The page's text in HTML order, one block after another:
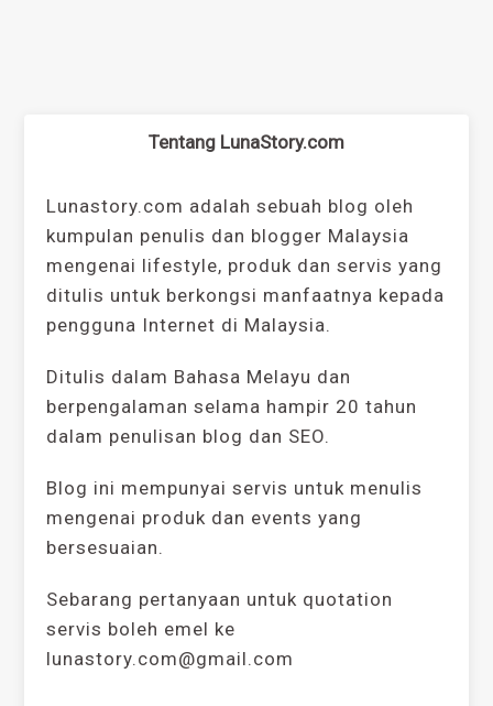
Tentang LunaStory.com
Lunastory.com adalah sebuah blog oleh
kumpulan penulis dan blogger Malaysia
mengenai lifestyle, produk dan servis yang
ditulis untuk berkongsi manfaatnya kepada
pengguna Internet di Malaysia.
Ditulis dalam Bahasa Melayu dan
berpengalaman selama hampir 20 tahun
dalam penulisan blog dan SEO.
Blog ini mempunyai servis untuk menulis
mengenai produk dan events yang
bersesuaian.
Sebarang pertanyaan untuk quotation
servis boleh emel ke
lunastory.com@gmail.com